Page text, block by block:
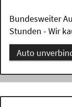
Bundesweiter
Stunden - Wir
Auto